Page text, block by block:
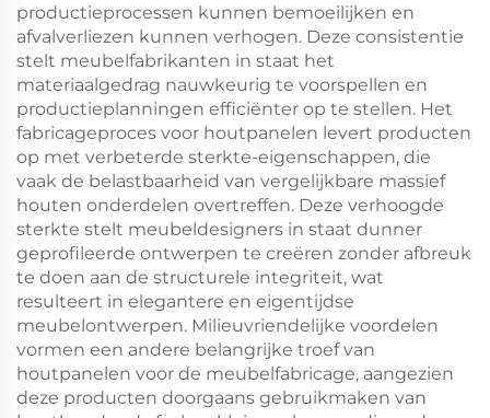
productieprocessen kunnen bemoeilijken en
afvalverliezen kunnen verhogen. Deze consistentie
stelt meubelfabrikanten in staat het
materiaalgedrag nauwkeurig te voorspellen en
productieplanningen efficiënter op te stellen. Het
fabricageproces voor houtpanelen levert producten
op met verbeterde sterkte-eigenschappen, die
vaak de belastbaarheid van vergelijkbare massief
houten onderdelen overtreffen. Deze verhoogde
sterkte stelt meubeldesigners in staat dunner
geprofileerde ontwerpen te creëren zonder afbreuk
te doen aan de structurele integriteit, wat
resulteert in elegantere en eigentijdse
meubelontwerpen. Milieuvriendelijke voordelen
vormen een andere belangrijke troef van
houtpanelen voor de meubelfabricage, aangezien
deze producten doorgaans gebruikmaken van